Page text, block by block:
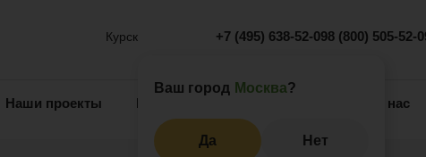
Курск
Ваш город Москва?
Да Нет
+7 (495) 638-52-098 (800) 505-52-
Наши проекты Информация О нас